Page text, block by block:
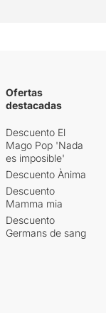
Ofertas
destacadas
Descuento El
Mago Pop 'Nada
es imposible'
Descuento Ànima
Descuento
Mamma mia
Descuento
Germans de sang